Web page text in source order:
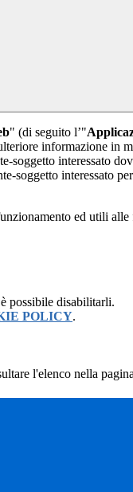
" (di seguito l’"
informazione
interessato
soggetto interessato
ed utili
possibile disabilitarli.
POLICY.
l'elenco nella